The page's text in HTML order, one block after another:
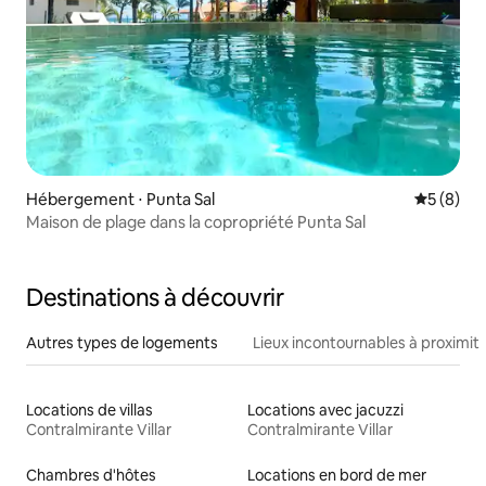
Hébergement ⋅ Punta Sal
5 (8)
Maison de plage dans la copropriété Punta Sal
Destinations à découvrir
Autres types de logements Lieux incontournables à
Locations de villas
Contralmirante Villar
Locations avec jacuzzi
Contralmirante Villar
Chambres d'hôtes
Locations en bord de mer